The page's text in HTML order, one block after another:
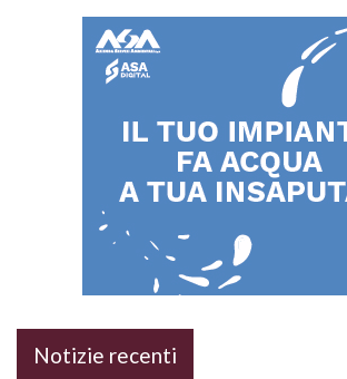
Notizie recenti